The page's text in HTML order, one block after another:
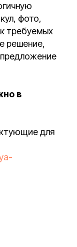
фото,
требуемых
решение,
в
для